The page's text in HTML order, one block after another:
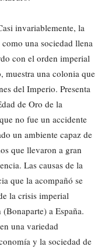
invariablemente, la
una sociedad llena
con el orden imperial
muestra una colonia que
del Imperio. Presenta
de Oro de la
no fue un accidente
un ambiente capaz de
que llevaron a gran
Las causas de la
que la acompañó se
la crisis imperial
a España.
una variedad
y la sociedad de